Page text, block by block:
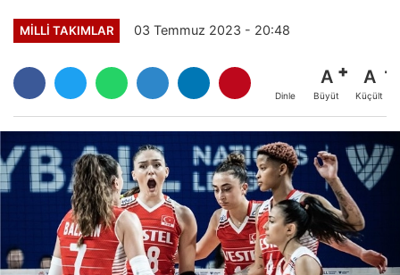
MILLI TAKIMLAR 03 Temmuz 2023 - 20:48
Dinle
A
Büyüt
A
Küçült